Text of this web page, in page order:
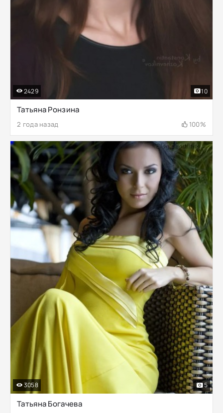
Татьяна Ронзина
2 года назад 100%
2429 10
Татьяна Богачева
3058 5